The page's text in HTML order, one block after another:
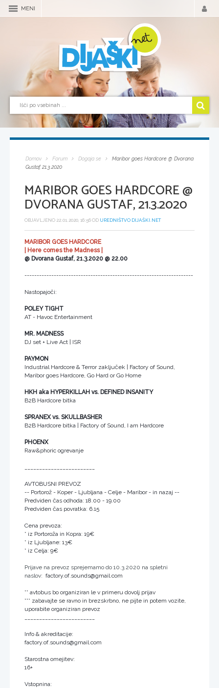
MENI
Domov Forum Dogaja se
Maribor goes Hardcore @ Dvorana
Gustaf, 21.3.2020
MARIBOR GOES HARDCORE @
DVORANA GUSTAF, 21.3.2020
OBJAVLJENO 22.01.2020, 16:56 OD UREDNIŠTVO DIJAŠKI.NET
MARIBOR GOES HARDCORE
| Here comes the Madness |
@ Dvorana Gustaf, 21.3.2020 @ 22.00
---------------------------------------------------------------------
Nastopajoči:
POLEY TIGHT
AT - Havoc Entertainment
MR. MADNESS
DJ set + Live Act | ISR
PAYMON
Industrial Hardcore & Terror zaključek | Factory of Sound,
Maribor goes Hardcore, Go Hard or Go Home
HKH aka HYPERKILLAH vs. DEFINED INSANITY
B2B Hardcore bitka
SPRANEX vs. SKULLBASHER
B2B Hardcore bitka | Factory of Sound, I am Hardcore
PHOENX
Raw&phoric ogrevanje
AVTOBUSNI PREVOZ
-- Portorož - Koper - Ljubljana - Celje - Maribor - in nazaj --
Predviden čas odhoda: 18.00 - 19.00
Predviden čas povratka: 6.15
Cena prevoza:
* iz Portoroža in Kopra: 19€
* iz Ljubljane: 13€
* iz Celja: 9€
Prijave na prevoz sprejemamo do 10.3.2020 na spletni
naslov: factory.of.sounds@gmail.com
** avtobus bo organiziran le v primeru dovolj prijav
*** zabavajte se ravno in brezskrbno, ne pijte in potem vozite,
uporabite organiziran prevoz
Info & akreditacije:
factory.of.sounds@gmail.com
Starostna omejitev:
16+
Vstopnina: